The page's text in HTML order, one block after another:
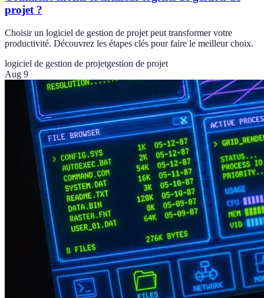
projet ?
Choisir un logiciel de gestion de projet peut transformer votre
productivité. Découvrez les étapes clés pour faire le meilleur choix.
logiciel de gestion de projetgestion de projet
Aug 9